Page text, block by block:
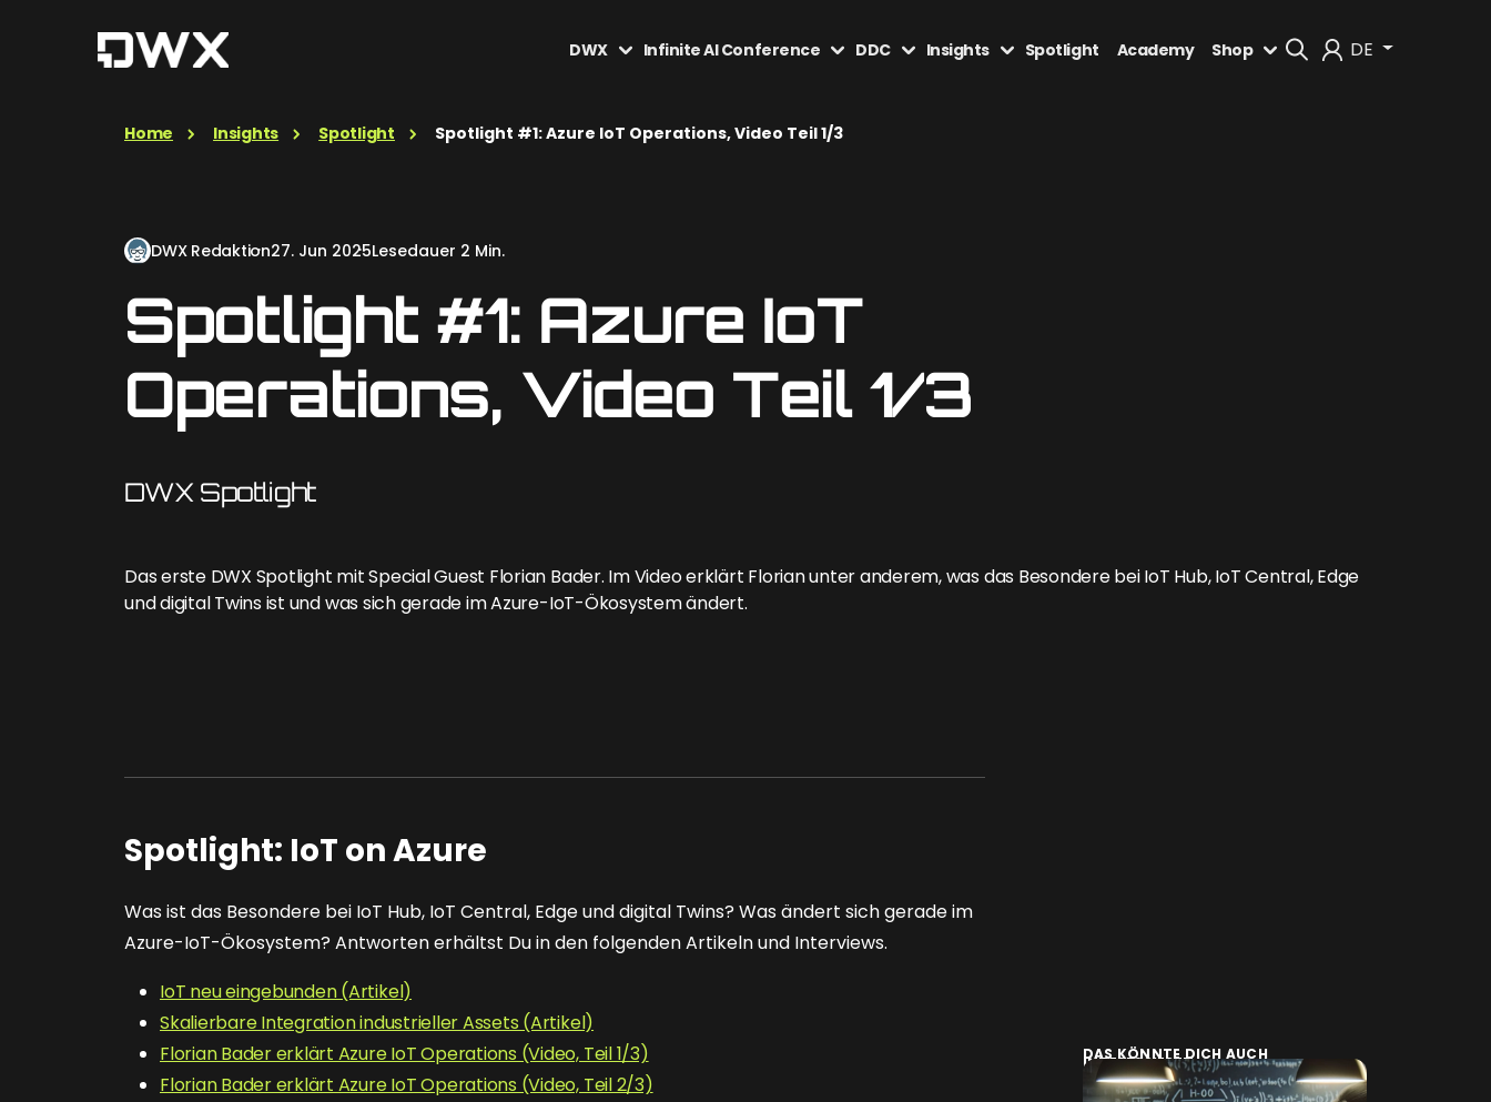
DE
DWX Infinite AI Conference DDC Insights Spotlight Academy Shop
Home Insights Spotlight Spotlight #1: Azure IoT Operations, Video Teil 1/3
DWX Redaktion27. Jun 2025Lesedauer 2 Min.
Spotlight #1: Azure IoT
Operations, Video Teil 1/3
DWX Spotlight
Das erste DWX Spotlight mit Special Guest Florian Bader. Im Video erklärt Florian unter anderem, was das Besondere bei IoT Hub, IoT Central, Edge
und digital Twins ist und was sich gerade im Azure-IoT-Ökosystem ändert.
Spotlight: IoT on Azure
Was ist das Besondere bei IoT Hub, IoT Central, Edge und digital Twins? Was ändert sich gerade im
Azure-IoT-Ökosystem? Antworten erhältst Du in den folgenden Artikeln und Interviews.
IoT neu eingebunden (Artikel)
Skalierbare Integration industrieller Assets (Artikel)
Florian Bader erklärt Azure IoT Operations (Video, Teil 1/3)
Florian Bader erklärt Azure IoT Operations (Video, Teil 2/3)
DAS KÖNNTE DICH AUCH
INTERESSIEREN: